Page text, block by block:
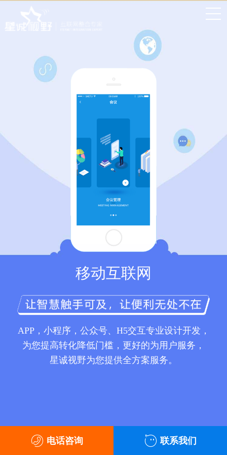
移动互联网
APP，小程序，公众号、H5交互专业设计开发，
为您提高转化降低门槛，更好的为用户服务，
星诚视野为您提供全方案服务。
电话咨询 联系我们